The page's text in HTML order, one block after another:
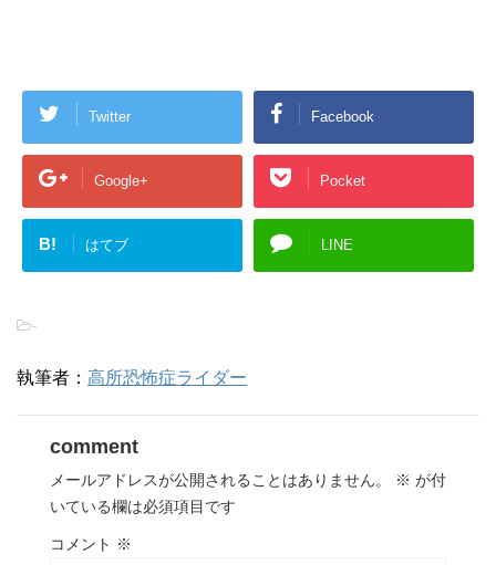
Twitter Facebook
Google+ Pocket
B! はてブ LINE
-
執筆者： 高所恐怖症ライダー
comment
メールアドレスが公開されることはありません。 ※ が付
いている欄は必須項目です
コメント ※